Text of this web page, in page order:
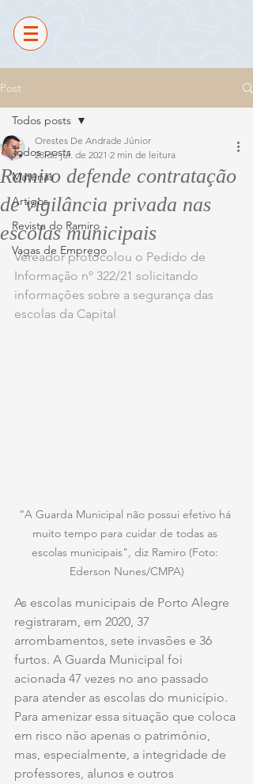
Post
Todos posts
Matérias
Artigos
Revista do Ramiro
Vagas de Emprego
Todos posts
Ramiro defende contratação
de vigilância privada nas
escolas municipais
Orestes De Andrade Júnior
28 de jul. de 2021 2 min de leitura
Vereador protocolou o Pedido de
Informação nº 322/21 solicitando
informações sobre a segurança das
escolas da Capital
“A Guarda Municipal não possui efetivo há
muito tempo para cuidar de todas as
escolas municipais", diz Ramiro (Foto:
Ederson Nunes/CMPA)
As escolas municipais de Porto Alegre
registraram, em 2020, 37
arrombamentos, sete invasões e 36
furtos. A Guarda Municipal foi
acionada 47 vezes no ano passado
para atender as escolas do município.
Para amenizar essa situação que coloca
em risco não apenas o patrimônio,
mas, especialmente, a integridade de
professores, alunos e outros